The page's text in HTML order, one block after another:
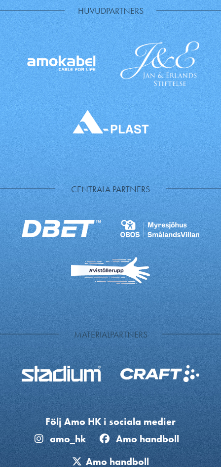
HUVUDPARTNERS
CENTRALA PARTNERS
MATERIALPARTNERS
Följ Amo HK i sociala medier
amo_hk
Amo handboll
Amo handboll